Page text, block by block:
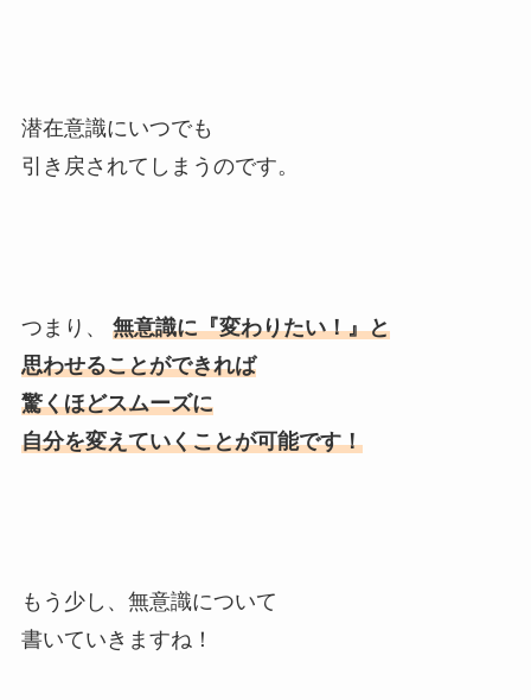
潜在意識にいつでも
引き戻されてしまうのです。
つまり、 無意識に『変わりたい！』と
思わせることができれば
驚くほどスムーズに
自分を変えていくことが可能です！
もう少し、無意識について
書いていきますね！